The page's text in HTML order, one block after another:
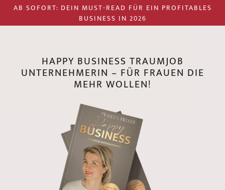
AB SOFORT: DEIN MUST-READ FÜR EIN PROFITABLES
BUSINESS IN 2026
HAPPY BUSINESS TRAUMJOB
UNTERNEHMERIN – FÜR FRAUEN DIE
MEHR WOLLEN!